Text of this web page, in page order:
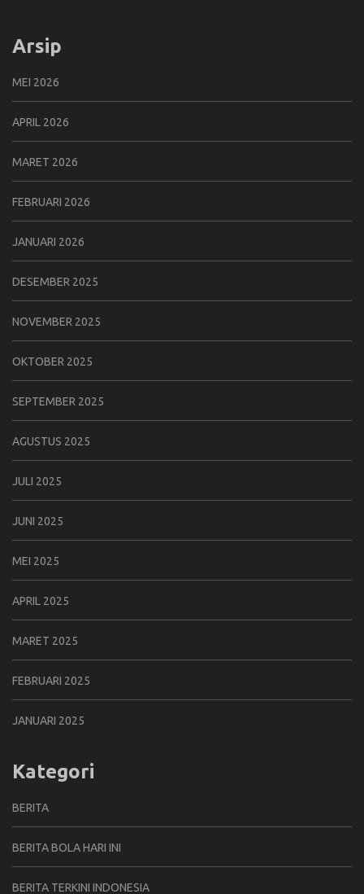
Arsip
MEI 2026
APRIL 2026
MARET 2026
FEBRUARI 2026
JANUARI 2026
DESEMBER 2025
NOVEMBER 2025
OKTOBER 2025
SEPTEMBER 2025
AGUSTUS 2025
JULI 2025
JUNI 2025
MEI 2025
APRIL 2025
MARET 2025
FEBRUARI 2025
JANUARI 2025
Kategori
BERITA
BERITA BOLA HARI INI
BERITA TERKINI INDONESIA